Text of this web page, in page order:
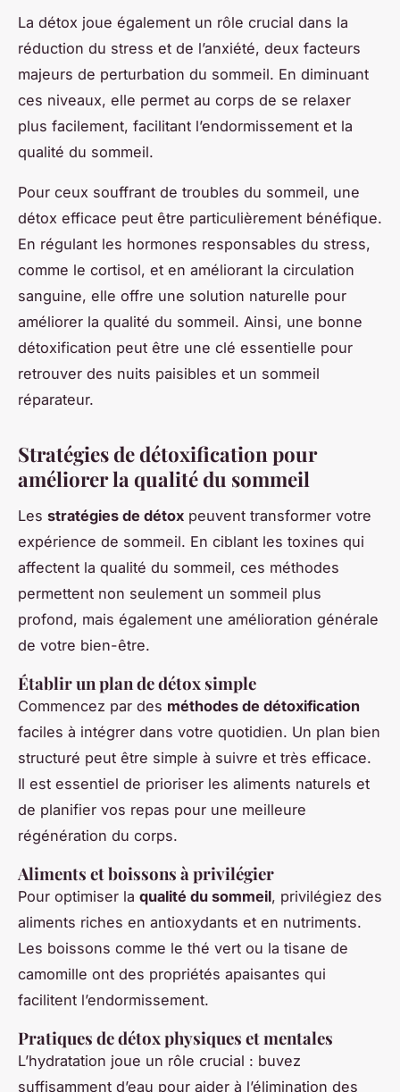
La détox joue également un rôle crucial dans la
réduction du stress et de l’anxiété, deux facteurs
majeurs de perturbation du sommeil. En diminuant
ces niveaux, elle permet au corps de se relaxer
plus facilement, facilitant l’endormissement et la
qualité du sommeil.
Pour ceux souffrant de troubles du sommeil, une
détox efficace peut être particulièrement bénéfique.
En régulant les hormones responsables du stress,
comme le cortisol, et en améliorant la circulation
sanguine, elle offre une solution naturelle pour
améliorer la qualité du sommeil. Ainsi, une bonne
détoxification peut être une clé essentielle pour
retrouver des nuits paisibles et un sommeil
réparateur.
Stratégies de détoxification pour
améliorer la qualité du sommeil
Les stratégies de détox peuvent transformer votre
expérience de sommeil. En ciblant les toxines qui
affectent la qualité du sommeil, ces méthodes
permettent non seulement un sommeil plus
profond, mais également une amélioration générale
de votre bien-être.
Établir un plan de détox simple
Commencez par des méthodes de détoxification
faciles à intégrer dans votre quotidien. Un plan bien
structuré peut être simple à suivre et très efficace.
Il est essentiel de prioriser les aliments naturels et
de planifier vos repas pour une meilleure
régénération du corps.
Aliments et boissons à privilégier
Pour optimiser la qualité du sommeil, privilégiez des
aliments riches en antioxydants et en nutriments.
Les boissons comme le thé vert ou la tisane de
camomille ont des propriétés apaisantes qui
facilitent l’endormissement.
Pratiques de détox physiques et mentales
L’hydratation joue un rôle crucial : buvez
suffisamment d’eau pour aider à l’élimination des